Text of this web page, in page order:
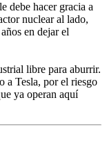
debe hacer gracia a
nuclear al lado,
en dejar el
libre para aburrir.
a Tesla, por el riesgo
ya operan aquí